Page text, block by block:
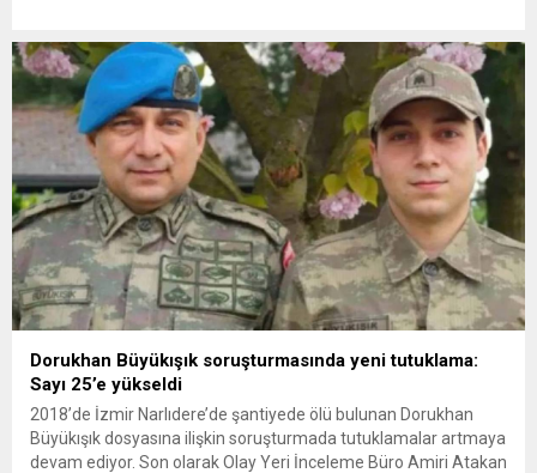
yeni bir ABD saldırısına anında yanıt verileceğini duyurdu....
Dorukhan Büyükışık soruşturmasında yeni tutuklama:
Sayı 25’e yükseldi
2018’de İzmir Narlıdere’de şantiyede ölü bulunan Dorukhan
Büyükışık dosyasına ilişkin soruşturmada tutuklamalar artmaya
devam ediyor. Son olarak Olay Yeri İnceleme Büro Amiri Atakan